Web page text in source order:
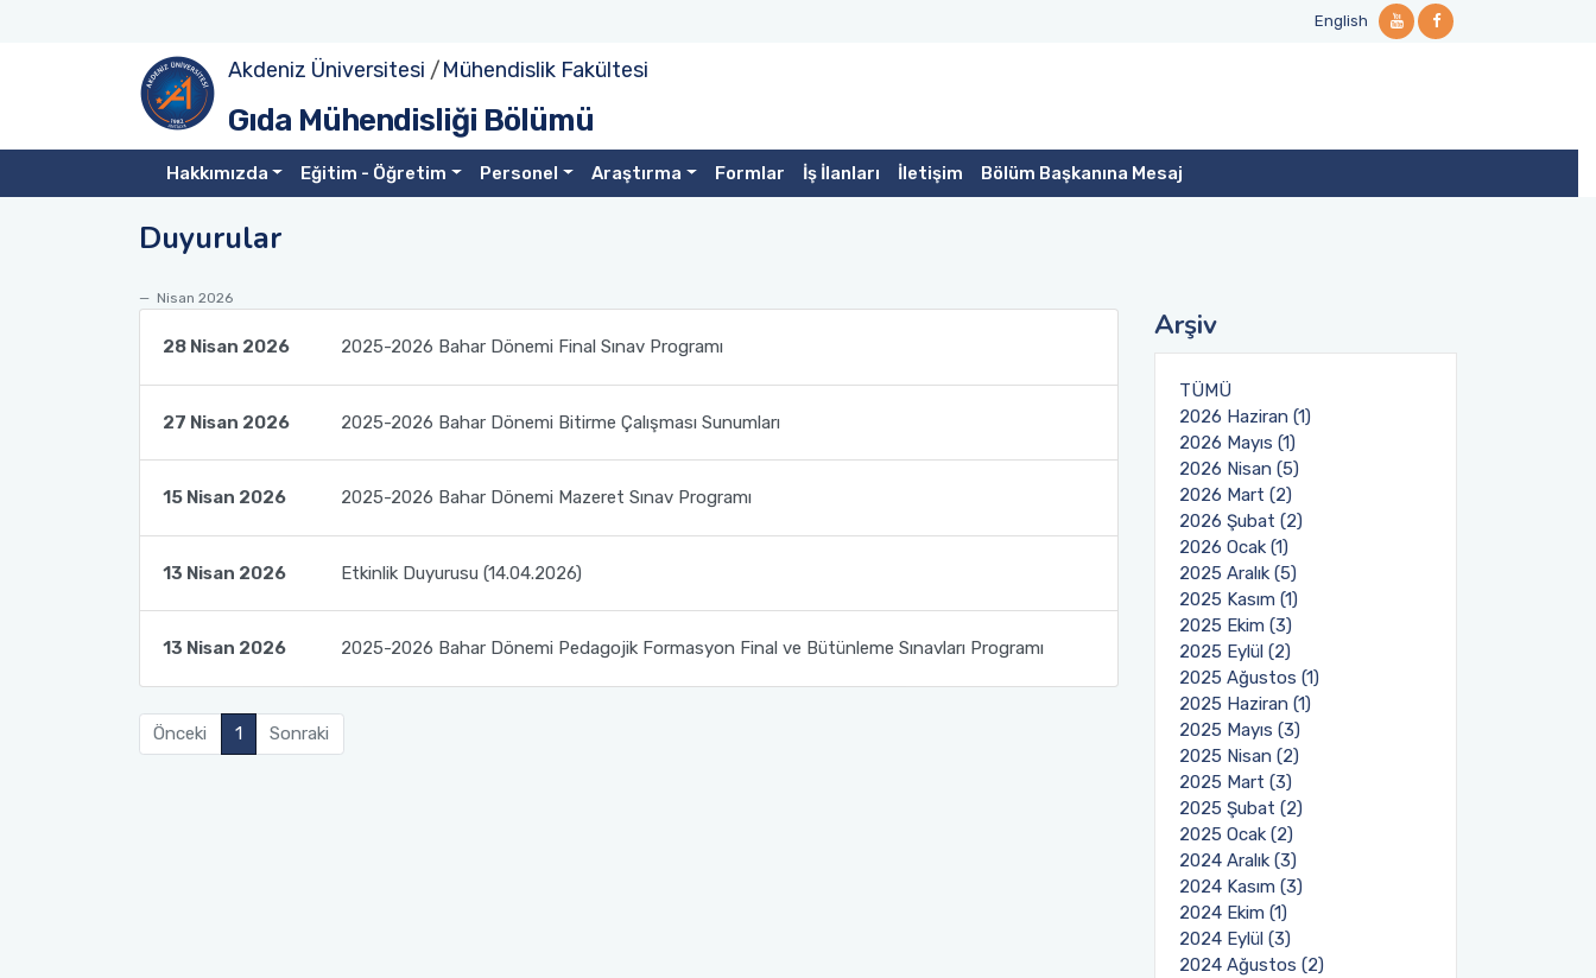
English
Akdeniz Üniversitesi /Mühendislik Fakültesi
Gıda Mühendisliği Bölümü
Hakkımızda Eğitim - Öğretim Personel Araştırma Formlar İş İlanları İletişim Bölüm Başkanına Mesaj
Duyurular
Nisan 2026
28 Nisan 2026 2025-2026 Bahar Dönemi Final Sınav Programı
27 Nisan 2026 2025-2026 Bahar Dönemi Bitirme Çalışması Sunumları
15 Nisan 2026 2025-2026 Bahar Dönemi Mazeret Sınav Programı
13 Nisan 2026 Etkinlik Duyurusu (14.04.2026)
13 Nisan 2026 2025-2026 Bahar Dönemi Pedagojik Formasyon Final ve Bütünleme Sınavları Programı
Önceki 1 Sonraki
Arşiv
TÜMÜ
2026 Haziran (1)
2026 Mayıs (1)
2026 Nisan (5)
2026 Mart (2)
2026 Şubat (2)
2026 Ocak (1)
2025 Aralık (5)
2025 Kasım (1)
2025 Ekim (3)
2025 Eylül (2)
2025 Ağustos (1)
2025 Haziran (1)
2025 Mayıs (3)
2025 Nisan (2)
2025 Mart (3)
2025 Şubat (2)
2025 Ocak (2)
2024 Aralık (3)
2024 Kasım (3)
2024 Ekim (1)
2024 Eylül (3)
2024 Ağustos (2)
Yönetim
Lisans Ders Görevlendirmeleri
Lisans Dersler Kataloğu
Birim İçi/Dışı Uygulama
Lisans Yandal Eğitimi
Yüksek Lisans Müfredat
Yüksek Lisans Ders Kataloğu
Doktora Müfredat
Doktora Ders Kataloğu
Bölüm Personeli
Bölüme Emeği Geçenler
Laboratuvarlar